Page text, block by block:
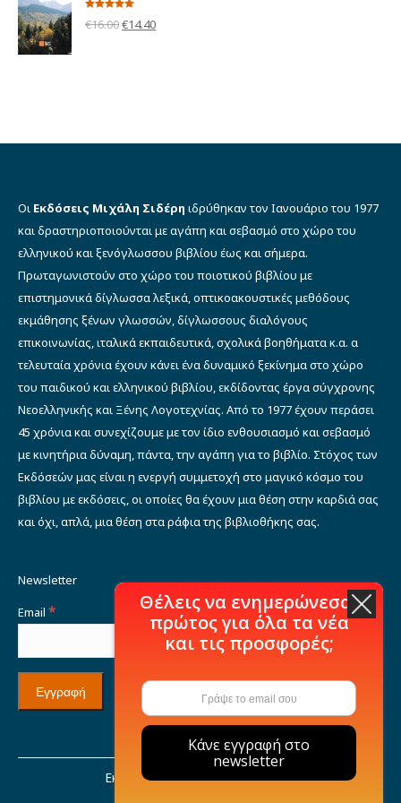
€7.00.
με5.00από 5
€16.00Original
€14.40Η
Οι Εκδόσεις Μιχάλη Σιδέρη ιδρύθηκαν τον Ιανουάριο του 1977
και δραστηριοποιούνται με αγάπη και σεβασμό στο χώρο του
ελληνικού και ξενόγλωσσου βιβλίου έως και σήμερα.
Πρωταγωνιστούν στο χώρο του ποιοτικού βιβλίου με
επιστημονικά δίγλωσσα λεξικά, οπτικοακουστικές μεθόδους
εκμάθησης ξένων γλωσσών, δίγλωσσους διαλόγους
επικοινωνίας, ιταλικά εκπαιδευτικά, σχολικά βοηθήματα κ.α. α
τελευταία χρόνια έχουν κάνει ένα δυναμικό ξεκίνημα στο χώρο
του παιδικού και ελληνικού βιβλίου, εκδίδοντας έργα σύγχρονης
Νεοελληνικής και Ξένης Λογοτεχνίας. Από το 1977 έχουν περάσει
45 χρόνια και συνεχίζουμε με τον ίδιο ενθουσιασμό και σεβασμό
με κινητήρια δύναμη, πάντα, την αγάπη για το βιβλίο. Στόχος των
Εκδόσεών μας είναι η ενεργή συμμετοχή στο μαγικό κόσμο του
βιβλίου με εκδόσεις, οι οποίες θα έχουν μια θέση στην καρδιά σας
και όχι, απλά, μια θέση στα ράφια της βιβλιοθήκης σας.
Newsletter
Email *
Εκδόσεις Μιχάλη Σιδέρη © 2021
Θέλεις να ενημερώνεσαι
πρώτος για όλα τα νέα
και τις προσφορές;
Κάνε εγγραφή στο
newsletter